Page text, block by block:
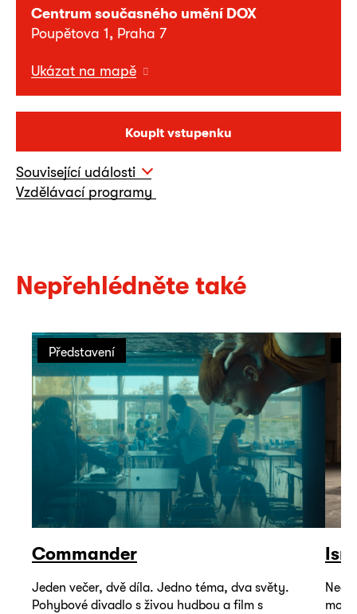
Centrum současného umění DOX
Poupětova 1, Praha 7
Ukázat na mapě
Koupit vstupenku
Související události
Vzdělávací programy
Nepřehlédněte také
Představení
Commander
Jeden večer, dvě díla. Jedno téma, dva světy.
Pohybové divadlo s živou hudbou a film s